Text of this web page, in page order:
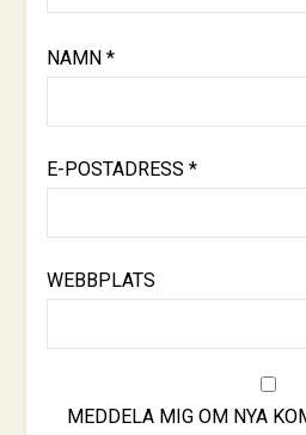
NAMN *
E-POSTADRESS *
WEBBPLATS
MEDDELA MIG OM NYA